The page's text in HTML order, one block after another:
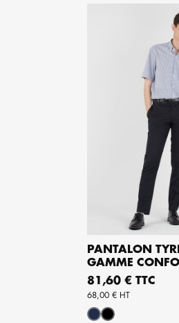
AJOUTER AU
PANTALON
GAMME
Prix
81,60 € TTC
68,00 € HT
Marine
Noir